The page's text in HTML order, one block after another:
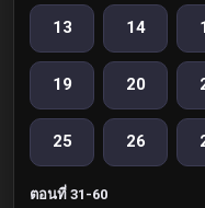
13 14
19 20
25 26
ตอนที่ 31-60